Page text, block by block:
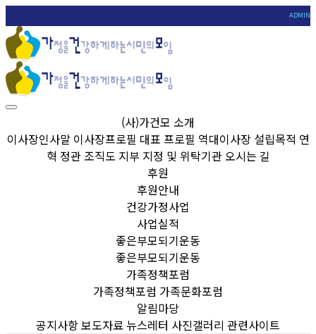
ADMIN
(사)가건모 소개
이사장인사말 이사장프로필 대표 프로필 역대이사장 설립목적 연
혁 정관 조직도 지부 지정 및 위탁기관 오시는 길
후원
후원안내
건강가정사업
사업실적
좋은부모되기운동
좋은부모되기운동
가족정책포럼
가족정책포럼 가족문화포럼
알림마당
공지사항보도자료뉴스레터 사진갤러리 관련사이트